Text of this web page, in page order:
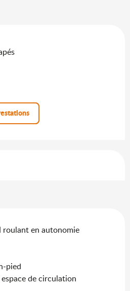
roulant en autonomie
pied
de circulation